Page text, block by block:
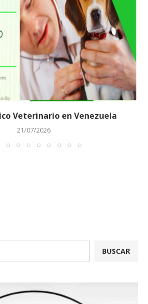
Veterinario en Venezuela
21/07/2026
BUSCAR